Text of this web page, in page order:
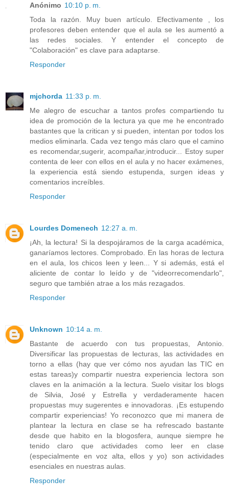
Anónimo 10:10 p. m.
Toda la razón. Muy buen artículo. Efectivamente , los
profesores deben entender que el aula se les aumentó a
las redes sociales. Y entender el concepto de
"Colaboración" es clave para adaptarse.
Responder
mjchorda 11:33 p. m.
Me alegro de escuchar a tantos profes compartiendo tu
idea de promoción de la lectura ya que me he encontrado
bastantes que la critican y si pueden, intentan por todos los
medios eliminarla. Cada vez tengo más claro que el camino
es recomendar,sugerir, acompañar,introducir... Estoy super
contenta de leer con ellos en el aula y no hacer exámenes,
la experiencia está siendo estupenda, surgen ideas y
comentarios increíbles.
Responder
Lourdes Domenech 12:27 a. m.
¡Ah, la lectura! Si la despojáramos de la carga académica,
ganaríamos lectores. Comprobado. En las horas de lectura
en el aula, los chicos leen y leen... Y si además, está el
aliciente de contar lo leído y de "videorrecomendarlo",
seguro que también atrae a los más rezagados.
Responder
Unknown 10:14 a. m.
Bastante de acuerdo con tus propuestas, Antonio.
Diversificar las propuestas de lecturas, las actividades en
torno a ellas (hay que ver cómo nos ayudan las TIC en
estas tareas)y compartir nuestra experiencia lectora son
claves en la animación a la lectura. Suelo visitar los blogs
de Silvia, José y Estrella y verdaderamente hacen
propuestas muy sugerentes e innovadoras. ¡Es estupendo
compartir experiencias! Yo reconozco que mi manera de
plantear la lectura en clase se ha refrescado bastante
desde que habito en la blogosfera, aunque siempre he
tenido claro que actividades como leer en clase
(especialmente en voz alta, ellos y yo) son actividades
esenciales en nuestras aulas.
Responder